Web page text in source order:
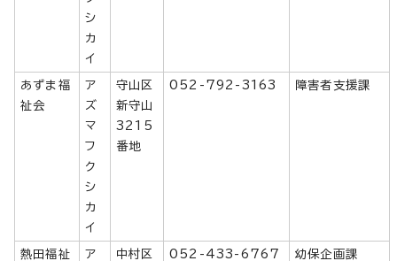
シ
カ
イ
あずま福
祉会
ア
ズ
マ
フ
ク
シ
カ
イ
守山区
新守山
3215
番地
052-792-3163 障害者支援課
熱田福祉
ア
中村区
052-433-6767 幼保企画課